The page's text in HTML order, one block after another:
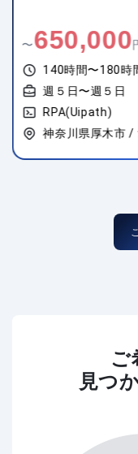
〜650,000
140時間〜180時
週５日〜週５日
RPA(Uipath)
神奈川県厚木市 /
ご
見つ